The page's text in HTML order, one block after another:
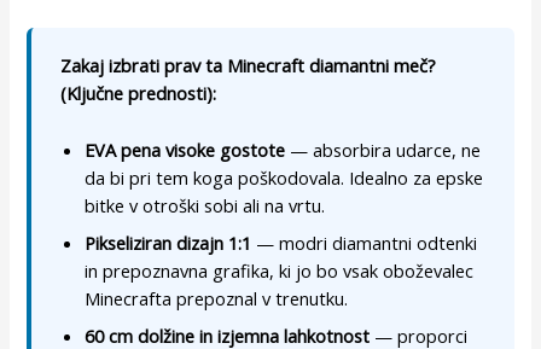
Zakaj izbrati prav ta Minecraft diamantni meč?
(Ključne prednosti):
EVA pena visoke gostote — absorbira udarce, ne
da bi pri tem koga poškodovala. Idealno za epske
bitke v otroški sobi ali na vrtu.
Pikseliziran dizajn 1:1 — modri diamantni odtenki
in prepoznavna grafika, ki jo bo vsak oboževalec
Minecrafta prepoznal v trenutku.
60 cm dolžine in izjemna lahkotnost — proporci